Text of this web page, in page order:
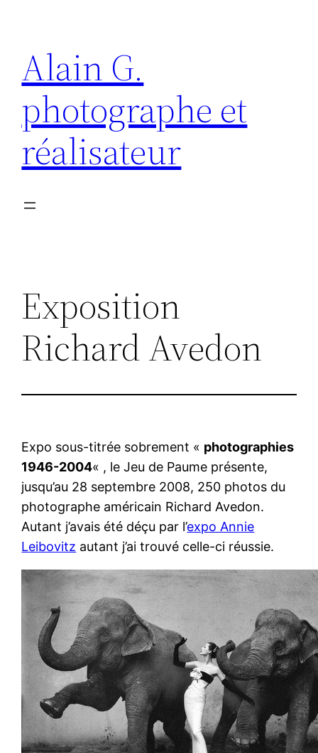
contenu
Alain G.
photographe et
réalisateur
Exposition
Richard Avedon
Expo sous-titrée sobrement « photographies
1946-2004« , le Jeu de Paume présente,
jusqu’au 28 septembre 2008, 250 photos du
photographe américain Richard Avedon.
Autant j’avais été déçu par l’expo Annie
Leibovitz autant j’ai trouvé celle-ci réussie.